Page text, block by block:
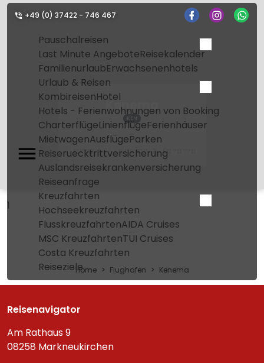
+49 (0) 37422 - 746 467
Pauschalreisen
Last Minute AngeboteReisekalender
FamilienurlaubErwachsenenhotels
Urlaub & Reisen
KombireisenHotel
Hotels - Ferienwohnungen von Booking
CharterflügeLinienflügeFerienhäuser
MietwagenAusflügeParken
Reiseruecktrittversicherung
Auslandsreisekrankenversicherung
Reiseanfrage
Kreuzfahrten
Hochseekreuzfahrten
FlusskreuzfahrtenAIDA Cruises
MSC KreuzfahrtenTUI Cruises
Costa Kreuzfahrten
Reiseziele
Kenema
KEN
Home Flughafen Kenema
1
Home Flughafen Kenema
Reisenavigator
Am Rathaus 9
08258 Markneukirchen